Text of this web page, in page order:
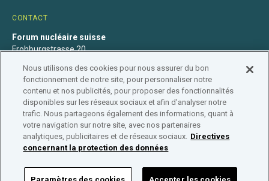
CONTACT
Forum nucléaire suisse
Frohburgstrasse 20
+41 31 560 36 50
info@nuklearforum.ch
Déclaration de confidentialité Impressum Affiliation
Répertoire des entreprises
Nous utilisons des cookies pour nous assurer du bon
fonctionnement de notre site, pour personnaliser notre
contenu et nos publicités, pour proposer des fonctionnalités
disponibles sur les réseaux sociaux et afin d’analyser notre
trafic. Nous partageons également des informations, quant à
votre navigation sur notre site, avec nos partenaires
analytiques, publicitaires et de réseaux sociaux. Directives
concernant la protection des données